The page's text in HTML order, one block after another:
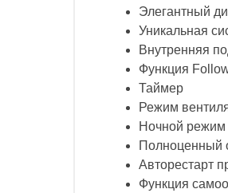
Элегантный
Уникальная
Внутренняя
Функция
Таймер
Режим
Ночной режим
Полноценный
Авторестарт
Функция